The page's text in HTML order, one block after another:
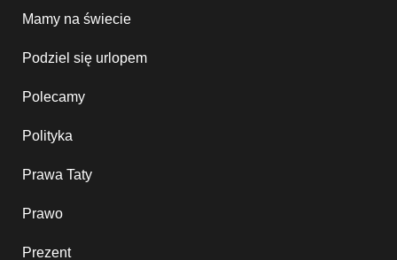
Mamy na świecie
Podziel się urlopem
Polecamy
Polityka
Prawa Taty
Prawo
Prezent